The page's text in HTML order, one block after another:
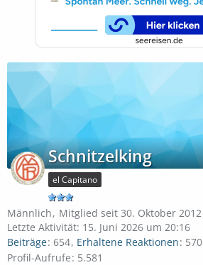
Schnitzelking
el Capitano
Männlich
Mitglied seit 30. Oktober 2012
Letzte Aktivität: 15. Juni 2026 um 20:16
Beiträge 654 Erhaltene Reaktionen 570
Profil-Aufrufe 5.581